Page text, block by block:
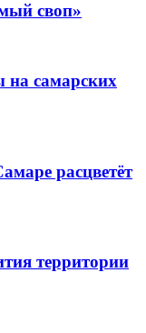
своп»
на самарских
расцветёт
территории